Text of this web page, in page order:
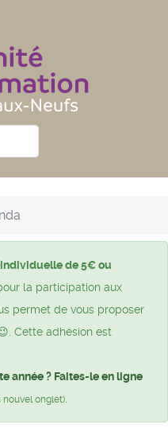
de 5€ ou
la participation aux
permet de vous proposer
Cette adhésion est
année ? Faites-le en ligne
nouvel onglet)